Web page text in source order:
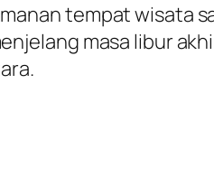
tempat wisata
masa libur